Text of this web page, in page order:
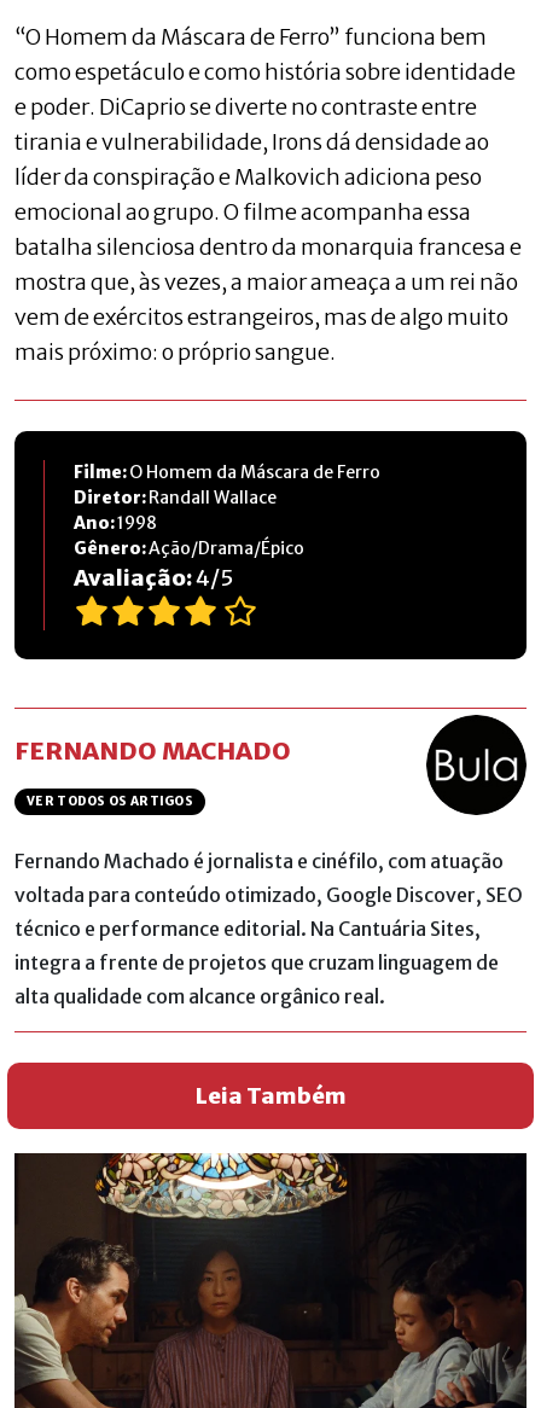
“O Homem da Máscara de Ferro” funciona bem
como espetáculo e como história sobre identidade
e poder. DiCaprio se diverte no contraste entre
tirania e vulnerabilidade, Irons dá densidade ao
líder da conspiração e Malkovich adiciona peso
emocional ao grupo. O filme acompanha essa
batalha silenciosa dentro da monarquia francesa e
mostra que, às vezes, a maior ameaça a um rei não
vem de exércitos estrangeiros, mas de algo muito
mais próximo: o próprio sangue.
Filme:O Homem da Máscara de Ferro
Diretor:Randall Wallace
Ano:1998
Gênero:Ação/Drama/Épico
Avaliação:4/5
FERNANDO MACHADO
VER TODOS OS ARTIGOS
Fernando Machado é jornalista e cinéfilo, com atuação
voltada para conteúdo otimizado, Google Discover, SEO
técnico e performance editorial. Na Cantuária Sites,
integra a frente de projetos que cruzam linguagem de
alta qualidade com alcance orgânico real.
Leia Também